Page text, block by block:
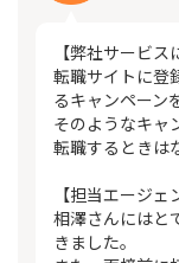
【弊社サービス
転職サイトに登
るキャンペーン
そのようなキャ
転職するときは
【担当エージェ
相澤さんにはと
きました。